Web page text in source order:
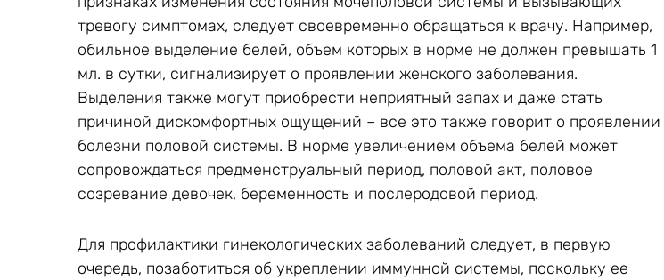
тревогу симптомах, следует своевременно обращаться к врачу. Например,
обильное выделение белей, объем которых в норме не должен превышать 1
мл. в сутки, сигнализирует о проявлении женского заболевания.
Выделения также могут приобрести неприятный запах и даже стать
причиной дискомфортных ощущений – все это также говорит о проявлении
болезни половой системы. В норме увеличением объема белей может
сопровождаться предменструальный период, половой акт, половое
созревание девочек, беременность и послеродовой период.
Для профилактики гинекологических заболеваний следует, в первую
очередь, позаботиться об укреплении иммунной системы, поскольку ее